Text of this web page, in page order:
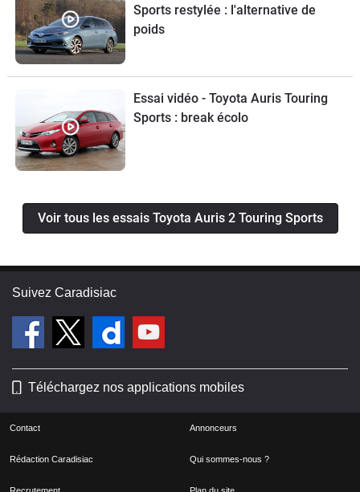
Sports restylée : l'alternative de
poids
Essai vidéo - Toyota Auris Touring
Sports : break écolo
Voir tous les essais Toyota Auris 2 Touring Sports
Suivez Caradisiac
Téléchargez nos applications mobiles
Contact Annonceurs
Rédaction Caradisiac Qui sommes-nous ?